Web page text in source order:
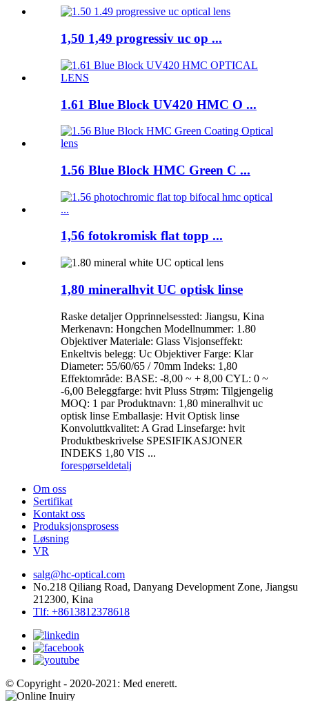
1,50 1,49 progressiv uc op ...
1.61 Blue Block UV420 HMC O ...
1.56 Blue Block HMC Green C ...
1,56 fotokromisk flat topp ...
1,80 mineralhvit UC optisk linse
Raske detaljer Opprinnelsessted: Jiangsu, Kina
Merkenavn: Hongchen Modellnummer: 1.80
Objektiver Materiale: Glass Visjonseffekt:
Enkeltvis belegg: Uc Objektiver Farge: Klar
Diameter: 55/60/65 / 70mm Indeks: 1,80
Effektområde: BASE: -8,00 ~ + 8,00 CYL: 0 ~
-6,00 Beleggfarge: hvit Pluss Strøm: Tilgjengelig
MOQ: 1 par Produktnavn: 1,80 mineralhvit uc
optisk linse Emballasje: Hvit Optisk linse
Konvoluttkvalitet: A Grad Linsefarge: hvit
Produktbeskrivelse SPESIFIKASJONER
INDEKS 1,80 VIS ...
forespørseldetalj
Om oss
Sertifikat
Kontakt oss
Produksjonsprosess
Løsning
VR
salg@hc-optical.com
No.218 Qiliang Road, Danyang Development Zone, Jiangsu
212300, Kina
Tlf: +8613812378618
© Copyright - 2020-2021: Med enerett.